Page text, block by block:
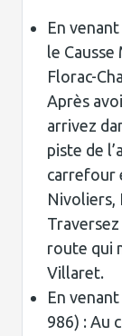
En
le Causse
Florac-
Après
arrivez
piste de
carrefour
Nivoliers,
route qui
Villaret.
En
986) : Au